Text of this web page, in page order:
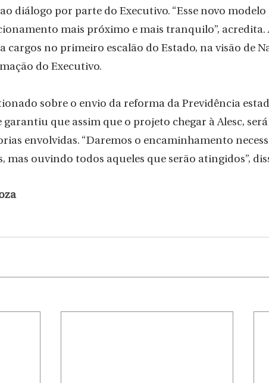
diálogo por parte do Executivo. “Esse novo modelo
mais próximo e mais tranquilo”, acredita.
cargos no primeiro escalão do Estado, na visão de
do Executivo.
sobre o envio da reforma da Previdência
garantiu que assim que o projeto chegar à Alesc,
envolvidas. “Daremos o encaminhamento
mas ouvindo todos aqueles que serão atingidos”,